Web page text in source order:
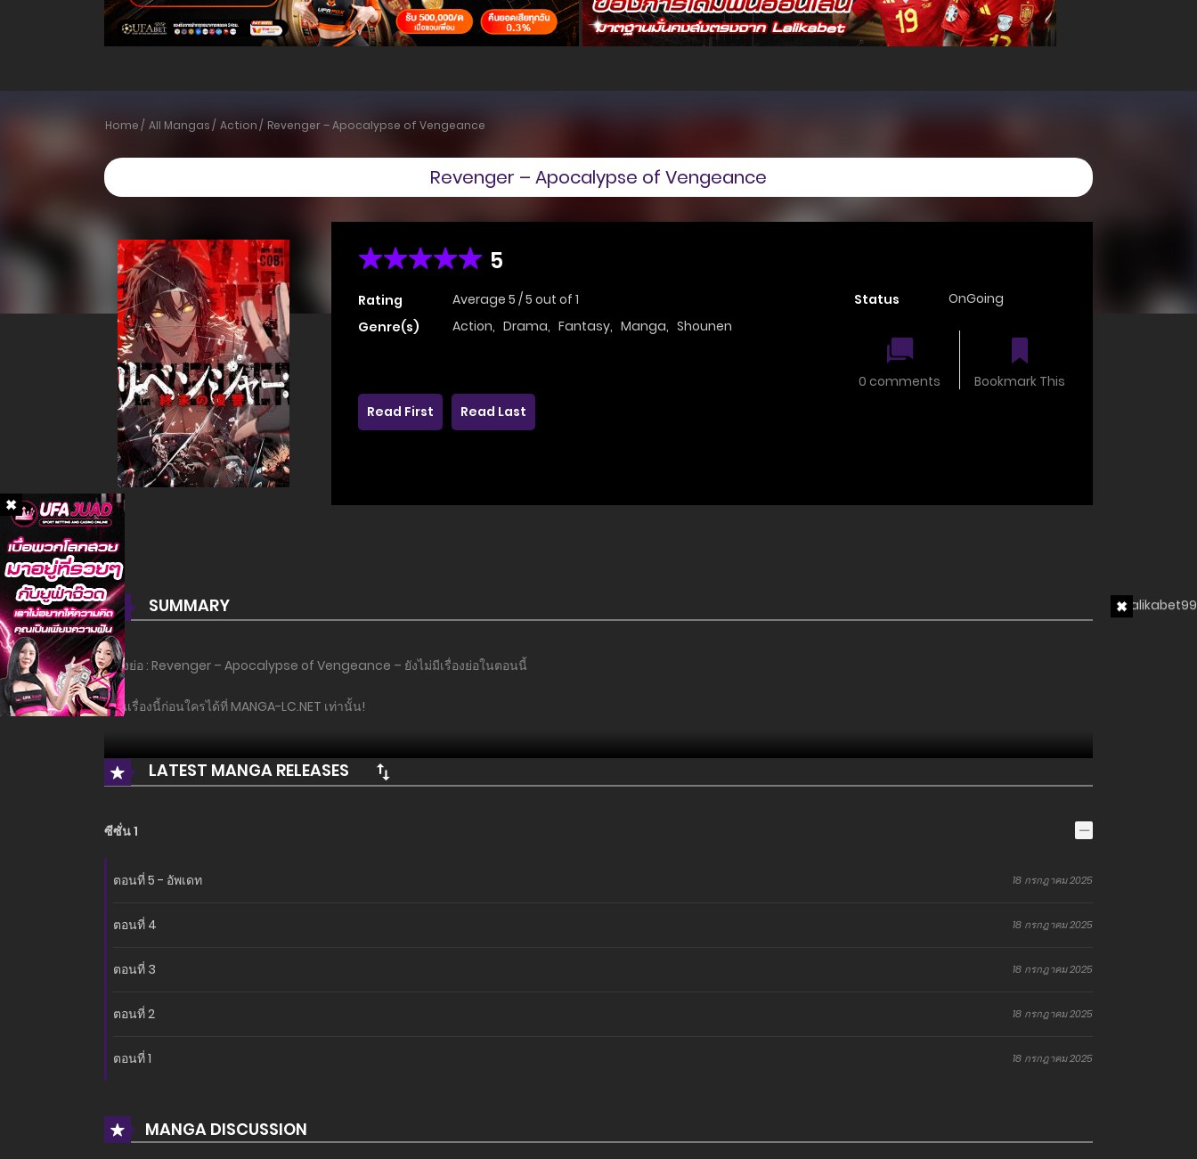
Home All Mangas Action Revenger – Apocalypse of Vengeance
Revenger – Apocalypse of Vengeance
5
Rating Average 5 /5 out of 1
Genre(s)
Action, Drama, Fantasy, Manga, Shounen
Status OnGoing
0 comments
Bookmark This
Read First
Read Last
SUMMARY
เรื่องย่อ : Revenger – Apocalypse of Vengeance – ยังไม่มีเรื่องย่อในตอนนี้
อ่านเรื่องนี้ก่อนใครได้ที่ MANGA-LC.NET เท่านั้น!
LATEST MANGA RELEASES
ซีซั่น 1
ตอนที่ 5 - อัพเดท 18 กรกฎาคม 2025
ตอนที่ 4 18 กรกฎาคม 2025
ตอนที่ 3 18 กรกฎาคม 2025
ตอนที่ 2 18 กรกฎาคม 2025
ตอนที่ 1 18 กรกฎาคม 2025
MANGA DISCUSSION